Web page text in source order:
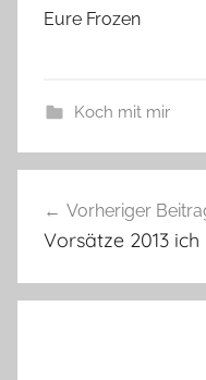
Eure Frozen
Koch mit mir
Vorheriger
Vorsätze 2013